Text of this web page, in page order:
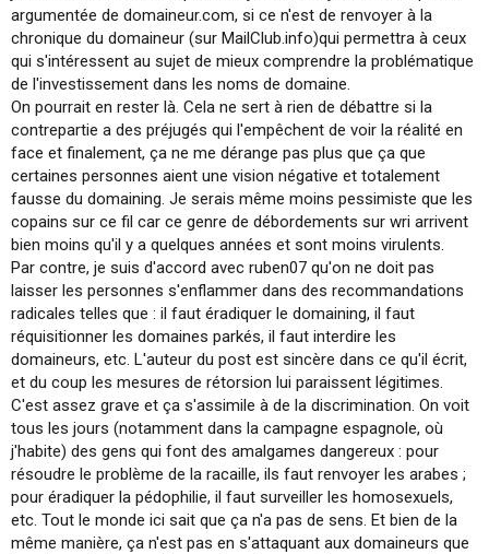
argumentée de domaineur.com, si ce n'est de renvoyer à la
chronique du domaineur (sur MailClub.info)qui permettra à ceux
qui s'intéressent au sujet de mieux comprendre la problématique
de l'investissement dans les noms de domaine.
On pourrait en rester là. Cela ne sert à rien de débattre si la
contrepartie a des préjugés qui l'empêchent de voir la réalité en
face et finalement, ça ne me dérange pas plus que ça que
certaines personnes aient une vision négative et totalement
fausse du domaining. Je serais même moins pessimiste que les
copains sur ce fil car ce genre de débordements sur wri arrivent
bien moins qu'il y a quelques années et sont moins virulents.
Par contre, je suis d'accord avec ruben07 qu'on ne doit pas
laisser les personnes s'enflammer dans des recommandations
radicales telles que : il faut éradiquer le domaining, il faut
réquisitionner les domaines parkés, il faut interdire les
domaineurs, etc. L'auteur du post est sincère dans ce qu'il écrit,
et du coup les mesures de rétorsion lui paraissent légitimes.
C'est assez grave et ça s'assimile à de la discrimination. On voit
tous les jours (notamment dans la campagne espagnole, où
j'habite) des gens qui font des amalgames dangereux : pour
résoudre le problème de la racaille, ils faut renvoyer les arabes ;
pour éradiquer la pédophilie, il faut surveiller les homosexuels,
etc. Tout le monde ici sait que ça n'a pas de sens. Et bien de la
même manière, ça n'est pas en s'attaquant aux domaineurs que